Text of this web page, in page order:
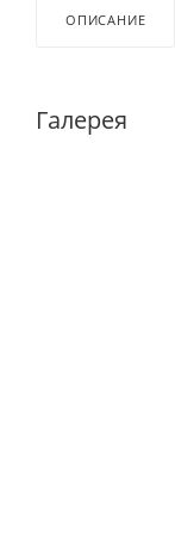
ОПИСАНИЕ
Галерея